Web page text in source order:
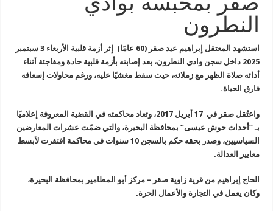
النطرون
استشهد المعتقل إبراهيم عيد صقر (60 عامًا) إثر أزمة قلبية الأربعاء 3 سبتمبر
2025 داخل سجن وادي النطرون، بعد إصابته بأزمة قلبية حادة ومفاجئة أثناء
أدائه صلاة الظهر مع زملائه، حيث سقط مغشيًا عليه، ورغم محاولات إسعافه
فارق الحياة.
واعتُقل صقر في 17 أبريل 2017، وتعاد محاكمته في القضية المعروفة إعلاميًا
بـ “أحداث حوش عيسى” بمحافظة البحيرة، والتي ضمّت عشرات المعارضين
السياسيين، وصدر بحقه حكم بالسجن 10 سنوات في محاكمة افتقرت لأبسط
معايير العدالة.
الحاج إبراهيم من قرية زاوية صقر – مركز أبو المطامير بمحافظة البحيرة،
وكان يعمل في التجارة والأعمال الحرة.